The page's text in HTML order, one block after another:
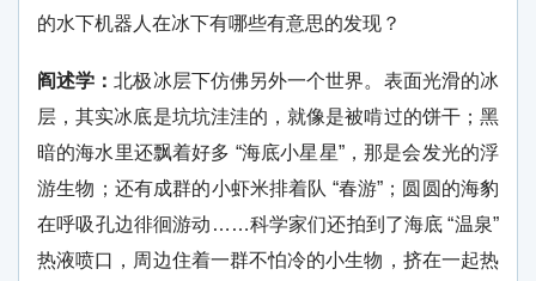
的水下机器人在冰下有哪些有意思的发现？
阎述学：北极冰层下仿佛另外一个世界。表面光滑的冰
层，其实冰底是坑坑洼洼的，就像是被啃过的饼干；黑
暗的海水里还飘着好多 “海底小星星”，那是会发光的浮
游生物；还有成群的小虾米排着队 “春游”；圆圆的海豹
在呼吸孔边徘徊游动……科学家们还拍到了海底 “温泉”
热液喷口，周边住着一群不怕冷的小生物，挤在一起热